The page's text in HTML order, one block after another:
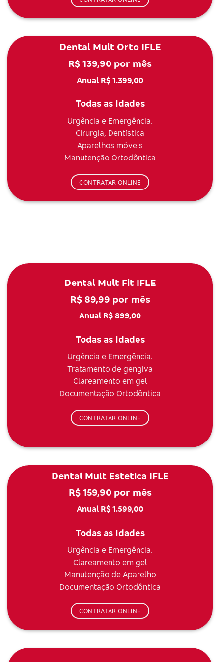
Dental Mult Orto IFLE
R$ 139,90 por mês
Anual R$ 1.399,00
Todas as Idades
Urgência e Emergência.
Cirurgia, Dentística
Aparelhos móveis
Manutenção Ortodôntica
CONTRATAR ONLINE
Dental Mult Fit IFLE
R$ 89,99 por mês
Anual R$ 899,00
Todas as Idades
Urgência e Emergência.
Tratamento de gengiva
Clareamento em gel
Documentação Ortodôntica
CONTRATAR ONLINE
Dental Mult Estetica IFLE
R$ 159,90 por mês
Anual R$ 1.599,00
Todas as Idades
Urgência e Emergência.
Clareamento em gel
Manutenção de Aparelho
Documentação Ortodôntica
CONTRATAR ONLINE